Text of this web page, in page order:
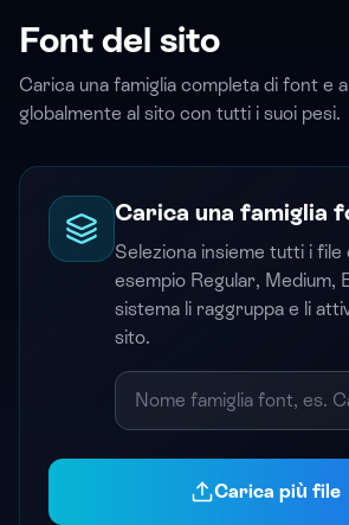
Font del sito
Carica una famiglia completa di font e
globalmente al sito con tutti i suoi pesi.
Carica una famiglia
Seleziona insieme tutti i file
esempio Regular, Medium,
sistema li raggruppa e li
sito.
Carica più file